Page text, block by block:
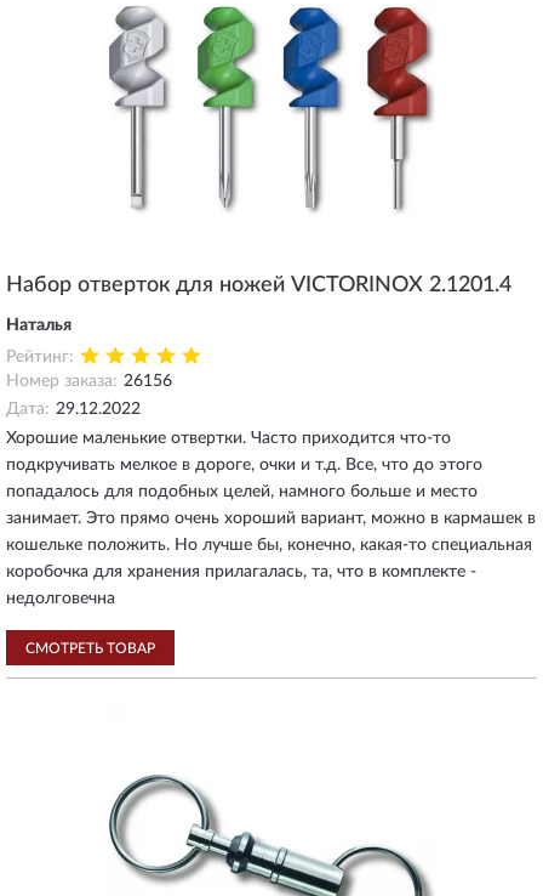
Набор отверток для ножей VICTORINOX 2.1201.4
Наталья
Рейтинг:
Номер заказа: 26156
Дата: 29.12.2022
Хорошие маленькие отвертки. Часто приходится что-то
подкручивать мелкое в дороге, очки и т.д. Все, что до этого
попадалось для подобных целей, намного больше и место
занимает. Это прямо очень хороший вариант, можно в кармашек в
кошельке положить. Но лучше бы, конечно, какая-то специальная
коробочка для хранения прилагалась, та, что в комплекте -
недолговечна
СМОТРЕТЬ ТОВАР